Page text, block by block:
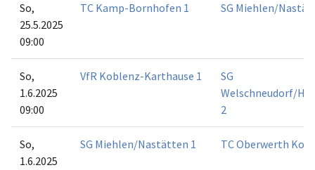
So,
25.5.2025
09:00
TC Kamp-Bornhofen 1 SG Miehlen/
So,
1.6.2025
09:00
VfR Koblenz-Karthause 1
SG
Welschneudorf/
2
So,
1.6.2025
SG Miehlen/Nastätten 1 TC Oberwerth